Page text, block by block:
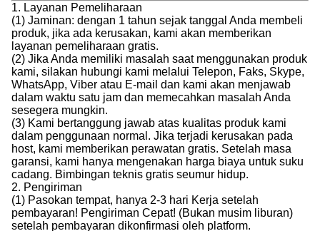
1. Layanan Pemeliharaan
(1) Jaminan: dengan 1 tahun sejak tanggal Anda membeli
produk, jika ada kerusakan, kami akan memberikan
layanan pemeliharaan gratis.
(2) Jika Anda memiliki masalah saat menggunakan produk
kami, silakan hubungi kami melalui Telepon, Faks, Skype,
WhatsApp, Viber atau E-mail dan kami akan menjawab
dalam waktu satu jam dan memecahkan masalah Anda
sesegera mungkin.
(3) Kami bertanggung jawab atas kualitas produk kami
dalam penggunaan normal. Jika terjadi kerusakan pada
host, kami memberikan perawatan gratis. Setelah masa
garansi, kami hanya mengenakan harga biaya untuk suku
cadang. Bimbingan teknis gratis seumur hidup.
2. Pengiriman
(1) Pasokan tempat, hanya 2-3 hari Kerja setelah
pembayaran! Pengiriman Cepat! (Bukan musim liburan)
setelah pembayaran dikonfirmasi oleh platform.